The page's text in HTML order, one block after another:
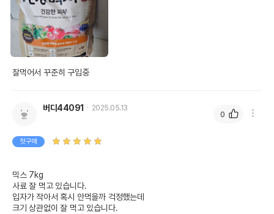
잘먹어서 꾸준히 구입중
버디44091 2025.05.13
첫구매
믹스 7kg
사료 잘 먹고 있습니다.
입자가 작아서 혹시 안먹을까 걱정했는데
크기 상관없이 잘 먹고 있습니다.
0